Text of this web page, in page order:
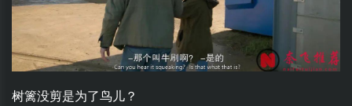
树篱没剪是为了鸟儿？